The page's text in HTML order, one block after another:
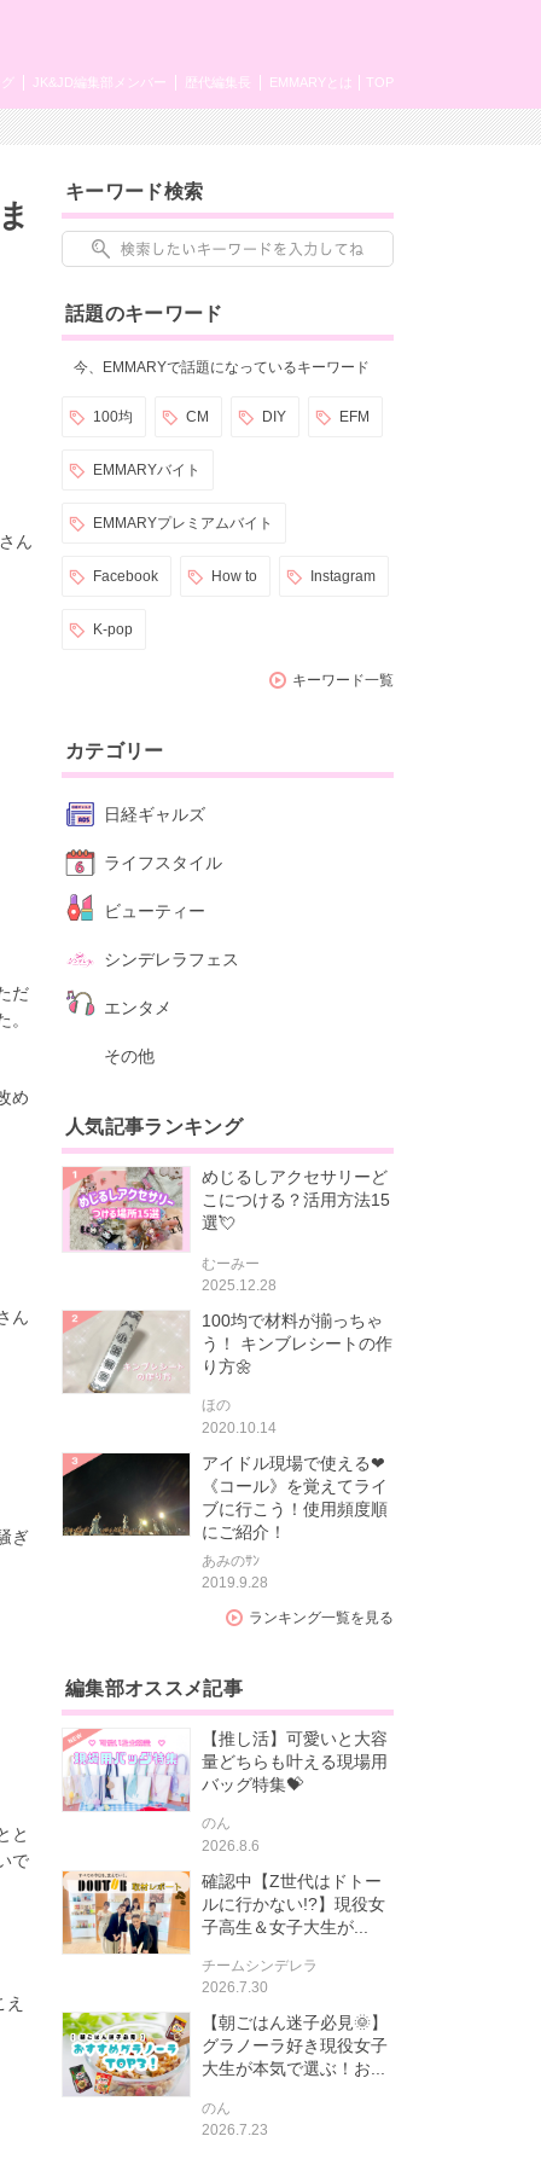
TOP
EMMARYとは
歴代編集長
JK&JD編集部メンバー
ん
だ
め
ん
ぎ
と
で
キーワード検索
話題のキーワード
今、EMMARYで話題になっているキーワード
100均 CM DIY EFM
EMMARYバイト
EMMARYプレミアムバイト
Facebook How to Instagram
K-pop
キーワード一覧
カテゴリー
日経ギャルズ
ライフスタイル
ビューティー
シンデレラフェス
エンタメ
その他
人気記事ランキング
めじるしアクセサリーど
こにつける？活用方法15
選💘
むーみー
2025.12.28
100均で材料が揃っちゃ
う！ キンブレシートの作
り方🌼
ほの
2020.10.14
アイドル現場で使える❤
《コール》を覚えてライ
ブに行こう！使用頻度順
にご紹介！
あみのｻﾝ
2019.9.28
ランキング一覧を見る
編集部オススメ記事
【推し活】可愛いと大容
量どちらも叶える現場用
バッグ特集💝
のん
2026.8.6
確認中【Z世代はドトー
ルに行かない!?】現役女
子高生＆女子大生が...
チームシンデレラ
2026.7.30
【朝ごはん迷子必見🌞】
グラノーラ好き現役女子
大生が本気で選ぶ！お...
のん
2026.7.23